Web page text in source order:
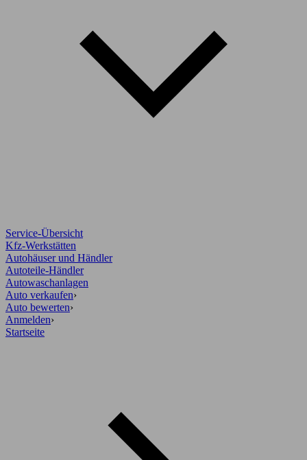
Service-Übersicht
Kfz-Werkstätten
Autohäuser und Händler
Autoteile-Händler
Autowaschanlagen
Auto verkaufen›
Auto bewerten›
Anmelden›
Startseite